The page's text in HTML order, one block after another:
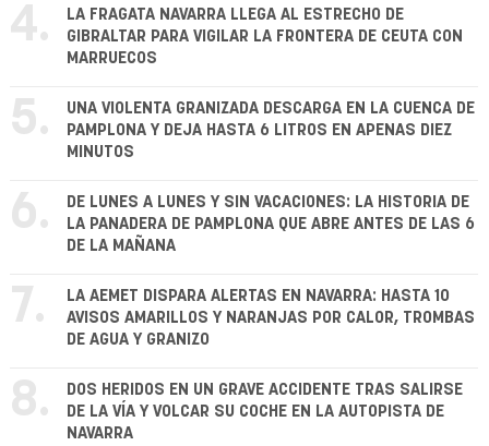
4.
LA FRAGATA NAVARRA LLEGA AL ESTRECHO DE
GIBRALTAR PARA VIGILAR LA FRONTERA DE CEUTA CON
MARRUECOS
5.
UNA VIOLENTA GRANIZADA DESCARGA EN LA CUENCA DE
PAMPLONA Y DEJA HASTA 6 LITROS EN APENAS DIEZ
MINUTOS
6.
DE LUNES A LUNES Y SIN VACACIONES: LA HISTORIA DE
LA PANADERA DE PAMPLONA QUE ABRE ANTES DE LAS 6
DE LA MAÑANA
7.
LA AEMET DISPARA ALERTAS EN NAVARRA: HASTA 10
AVISOS AMARILLOS Y NARANJAS POR CALOR, TROMBAS
DE AGUA Y GRANIZO
8.
DOS HERIDOS EN UN GRAVE ACCIDENTE TRAS SALIRSE
DE LA VÍA Y VOLCAR SU COCHE EN LA AUTOPISTA DE
NAVARRA